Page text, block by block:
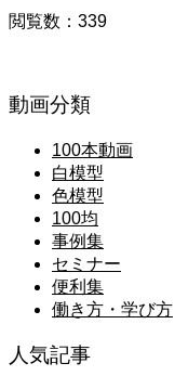
閲覧数：339
動画分類
100本動画
白模型
色模型
100均
事例集
セミナー
便利集
働き方・学び方
人気記事